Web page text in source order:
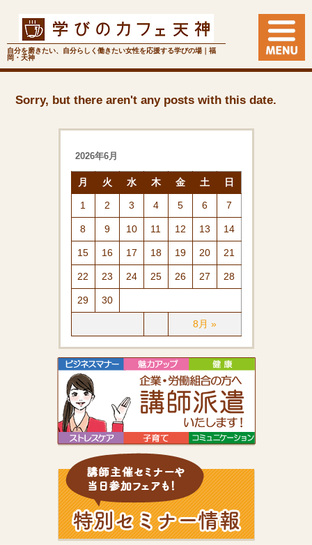
自分を磨きたい、自分らしく働きたい女性を応援する学びの場｜福
岡・天神
Sorry, but there aren't any posts with this date.
2026年6月
月 火 水 木 金 土 日
8月 »
1 2 3 4 5 6 7
8 9 10 11 12 13 14
15 16 17 18 19 20 21
22 23 24 25 26 27 28
29 30